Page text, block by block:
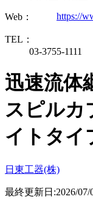
Web： https://
TEL：
03-3755-1111
迅速流体
スピルカ
イトタイ
日東工器(株)
最終更新日:2026/07/